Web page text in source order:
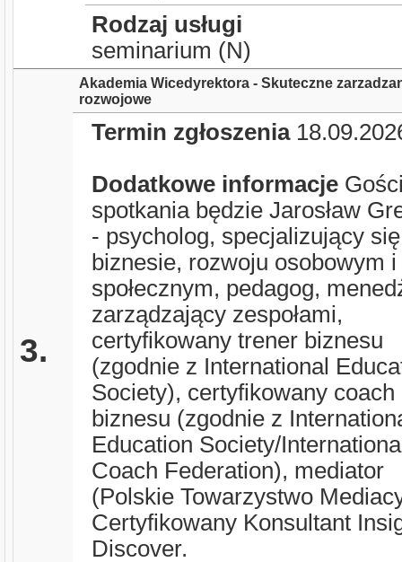
Rodzaj usługi
seminarium (N)
3.
Akademia Wicedyrektora - Skuteczne
rozwojowe
Termin zgłoszenia
Dodatkowe informacje
spotkania będzie Jarosław
- psycholog, specjalizujący
biznesie, rozwoju osobowym i
społecznym, pedagog,
zarządzający zespołami,
certyfikowany trener biznesu
(zgodnie z International
Society), certyfikowany coach
biznesu (zgodnie z
Education Society/
Coach Federation), mediator
(Polskie Towarzystwo
Certyfikowany Konsultant
Discover.